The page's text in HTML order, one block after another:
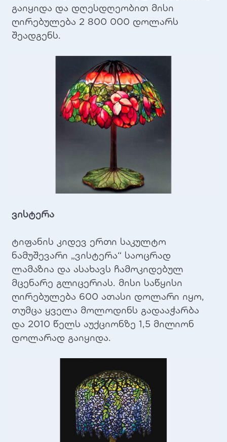
გაიყიდა და დღესდღეობით მისი
ღირებულება 2 800 000 დოლარს
შეადგენს.
ვისტერა
ტიფანის კიდევ ერთი საკულტო
ნამუშევარი „ვისტერა“ საოცრად
ლამაზია და ასახავს ჩამოკიდებულ
მცენარე გლიცერიას. მისი საწყისი
ღირებულება 600 ათასი დოლარი იყო,
თუმცა ყველა მოლოდინს გადააჭარბა
და 2010 წელს აუქციონზე 1,5 მილიონ
დოლარად გაიყიდა.